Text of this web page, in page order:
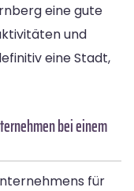
eine gute
und
eine Stadt,
bei einem
für